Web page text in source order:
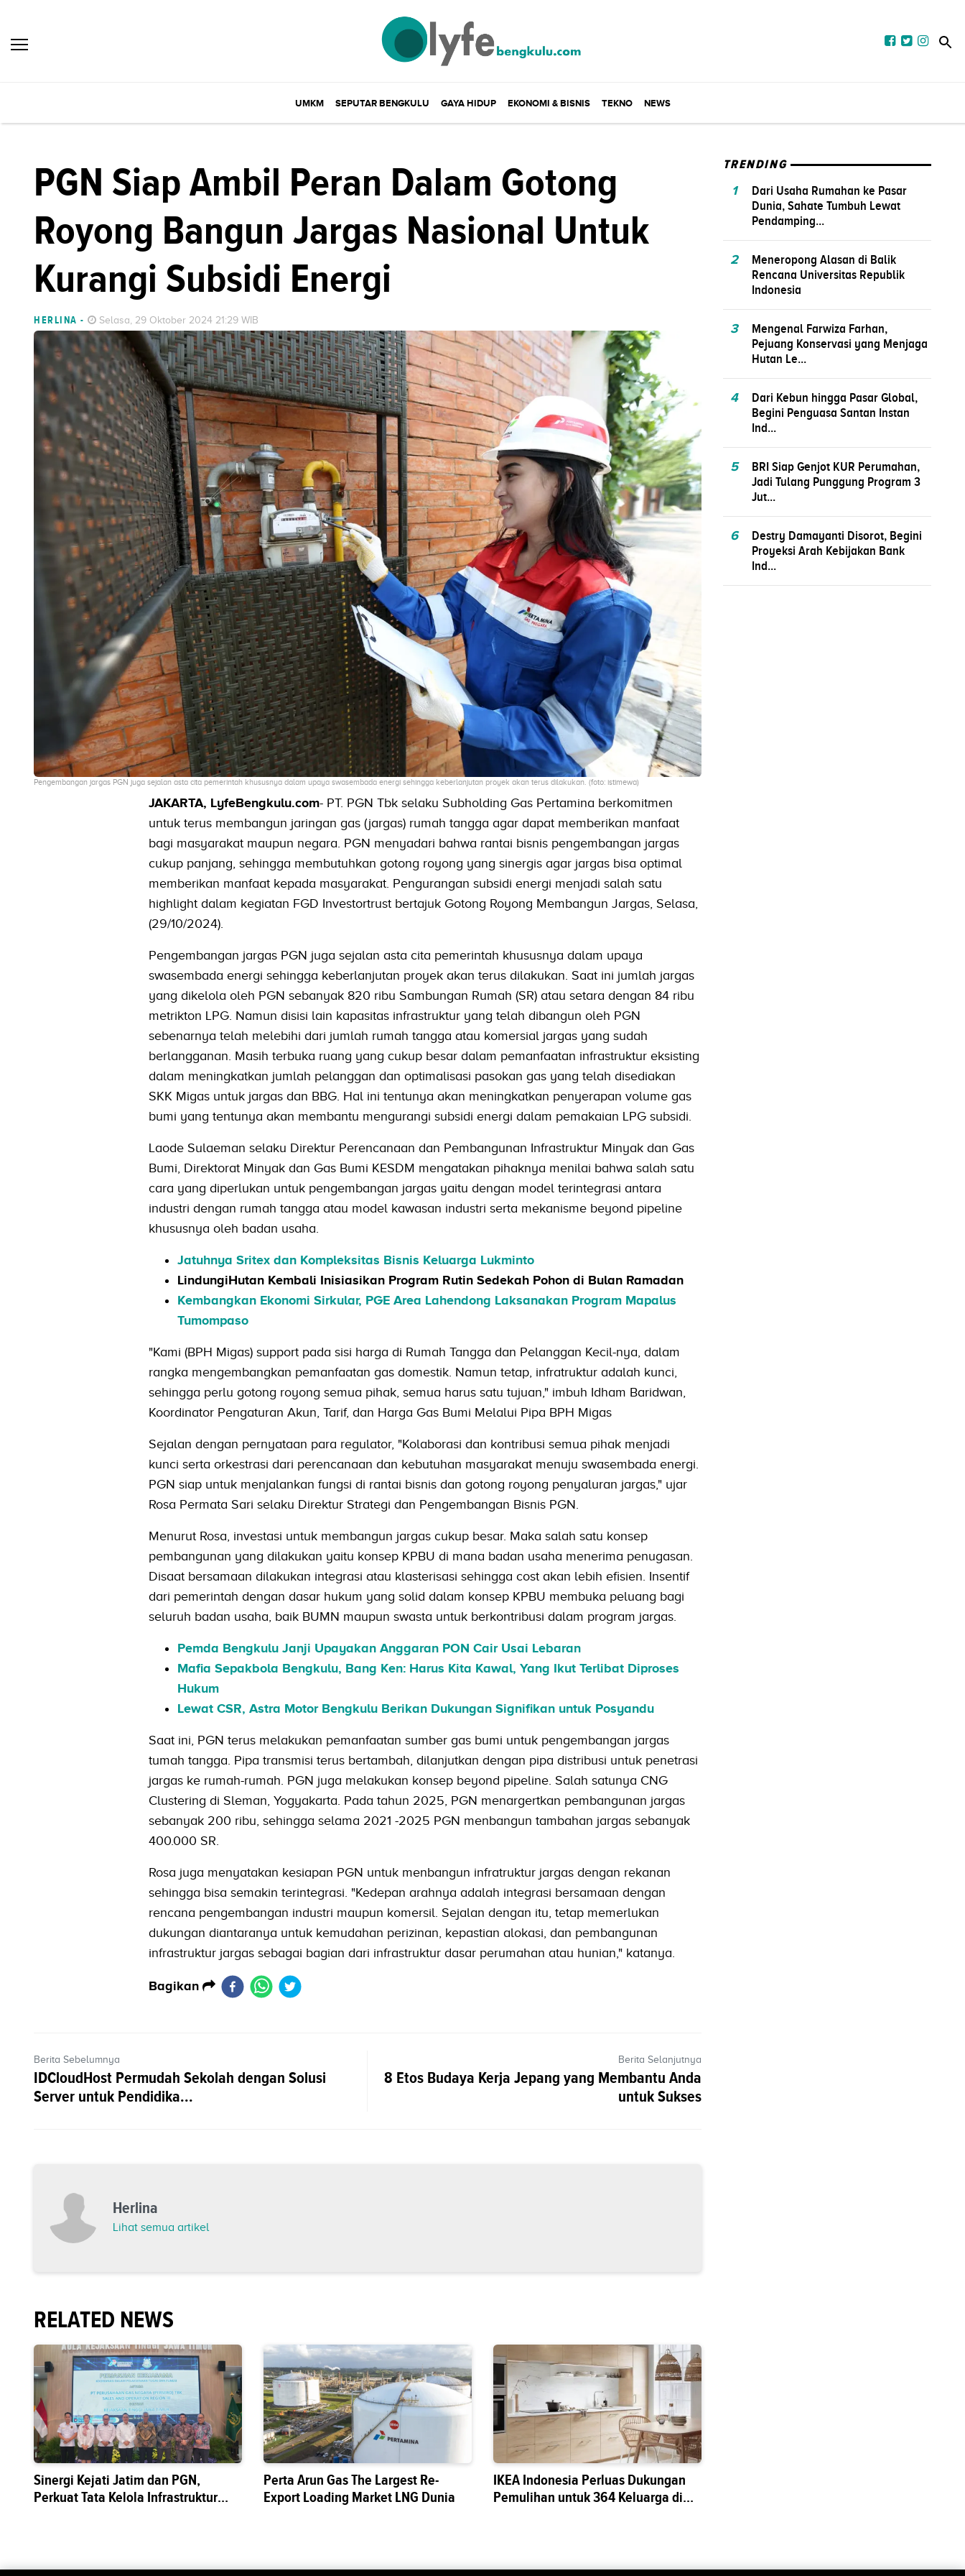
UMKM SEPUTAR BENGKULU GAYA HIDUP EKONOMI & BISNIS TEKNO NEWS
PGN Siap Ambil Peran Dalam Gotong
Royong Bangun Jargas Nasional Untuk
Kurangi Subsidi Energi
HERLINA - Selasa, 29 Oktober 2024 21:29 WIB
Pengembangan jargas PGN juga sejalan asta cita pemerintah khususnya dalam upaya swasembada energi sehingga keberlanjutan proyek akan terus dilakukan. (foto: istimewa)
JAKARTA, LyfeBengkulu.com- PT. PGN Tbk selaku Subholding Gas Pertamina berkomitmen
untuk terus membangun jaringan gas (jargas) rumah tangga agar dapat memberikan manfaat
bagi masyarakat maupun negara. PGN menyadari bahwa rantai bisnis pengembangan jargas
cukup panjang, sehingga membutuhkan gotong royong yang sinergis agar jargas bisa optimal
memberikan manfaat kepada masyarakat. Pengurangan subsidi energi menjadi salah satu
highlight dalam kegiatan FGD Investortrust bertajuk Gotong Royong Membangun Jargas, Selasa,
(29/10/2024).
Pengembangan jargas PGN juga sejalan asta cita pemerintah khususnya dalam upaya
swasembada energi sehingga keberlanjutan proyek akan terus dilakukan. Saat ini jumlah jargas
yang dikelola oleh PGN sebanyak 820 ribu Sambungan Rumah (SR) atau setara dengan 84 ribu
metrikton LPG. Namun disisi lain kapasitas infrastruktur yang telah dibangun oleh PGN
sebenarnya telah melebihi dari jumlah rumah tangga atau komersial jargas yang sudah
berlangganan. Masih terbuka ruang yang cukup besar dalam pemanfaatan infrastruktur eksisting
dalam meningkatkan jumlah pelanggan dan optimalisasi pasokan gas yang telah disediakan
SKK Migas untuk jargas dan BBG. Hal ini tentunya akan meningkatkan penyerapan volume gas
bumi yang tentunya akan membantu mengurangi subsidi energi dalam pemakaian LPG subsidi.
Laode Sulaeman selaku Direktur Perencanaan dan Pembangunan Infrastruktur Minyak dan Gas
Bumi, Direktorat Minyak dan Gas Bumi KESDM mengatakan pihaknya menilai bahwa salah satu
cara yang diperlukan untuk pengembangan jargas yaitu dengan model terintegrasi antara
industri dengan rumah tangga atau model kawasan industri serta mekanisme beyond pipeline
khususnya oleh badan usaha.
Jatuhnya Sritex dan Kompleksitas Bisnis Keluarga Lukminto
LindungiHutan Kembali Inisiasikan Program Rutin Sedekah Pohon di Bulan Ramadan
Kembangkan Ekonomi Sirkular, PGE Area Lahendong Laksanakan Program Mapalus
Tumompaso
"Kami (BPH Migas) support pada sisi harga di Rumah Tangga dan Pelanggan Kecil-nya, dalam
rangka mengembangkan pemanfaatan gas domestik. Namun tetap, infratruktur adalah kunci,
sehingga perlu gotong royong semua pihak, semua harus satu tujuan," imbuh Idham Baridwan,
Koordinator Pengaturan Akun, Tarif, dan Harga Gas Bumi Melalui Pipa BPH Migas
Sejalan dengan pernyataan para regulator, "Kolaborasi dan kontribusi semua pihak menjadi
kunci serta orkestrasi dari perencanaan dan kebutuhan masyarakat menuju swasembada energi.
PGN siap untuk menjalankan fungsi di rantai bisnis dan gotong royong penyaluran jargas," ujar
Rosa Permata Sari selaku Direktur Strategi dan Pengembangan Bisnis PGN.
Menurut Rosa, investasi untuk membangun jargas cukup besar. Maka salah satu konsep
pembangunan yang dilakukan yaitu konsep KPBU di mana badan usaha menerima penugasan.
Disaat bersamaan dilakukan integrasi atau klasterisasi sehingga cost akan lebih efisien. Insentif
dari pemerintah dengan dasar hukum yang solid dalam konsep KPBU membuka peluang bagi
seluruh badan usaha, baik BUMN maupun swasta untuk berkontribusi dalam program jargas.
Pemda Bengkulu Janji Upayakan Anggaran PON Cair Usai Lebaran
Mafia Sepakbola Bengkulu, Bang Ken: Harus Kita Kawal, Yang Ikut Terlibat Diproses
Hukum
Lewat CSR, Astra Motor Bengkulu Berikan Dukungan Signifikan untuk Posyandu
Saat ini, PGN terus melakukan pemanfaatan sumber gas bumi untuk pengembangan jargas
tumah tangga. Pipa transmisi terus bertambah, dilanjutkan dengan pipa distribusi untuk penetrasi
jargas ke rumah-rumah. PGN juga melakukan konsep beyond pipeline. Salah satunya CNG
Clustering di Sleman, Yogyakarta. Pada tahun 2025, PGN menargertkan pembangunan jargas
sebanyak 200 ribu, sehingga selama 2021 -2025 PGN menbangun tambahan jargas sebanyak
400.000 SR.
Rosa juga menyatakan kesiapan PGN untuk menbangun infratruktur jargas dengan rekanan
sehingga bisa semakin terintegrasi. "Kedepan arahnya adalah integrasi bersamaan dengan
rencana pengembangan industri maupun komersil. Sejalan dengan itu, tetap memerlukan
dukungan diantaranya untuk kemudahan perizinan, kepastian alokasi, dan pembangunan
infrastruktur jargas sebagai bagian dari infrastruktur dasar perumahan atau hunian," katanya.
Bagikan
Berita Sebelumnya
IDCloudHost Permudah Sekolah dengan Solusi
Server untuk Pendidika...
Berita Selanjutnya
8 Etos Budaya Kerja Jepang yang Membantu Anda
untuk Sukses
Herlina
Lihat semua artikel
RELATED NEWS
Sinergi Kejati Jatim dan PGN,
Perkuat Tata Kelola Infrastruktur
Perta Arun Gas The Largest Re-
Export Loading Market LNG Dunia
IKEA Indonesia Perluas Dukungan
Pemulihan untuk 364 Keluarga di
TRENDING
1
Dari Usaha Rumahan ke Pasar
Dunia, Sahate Tumbuh Lewat
Pendamping...
2
Meneropong Alasan di Balik
Rencana Universitas Republik
Indonesia
3
Mengenal Farwiza Farhan,
Pejuang Konservasi yang Menjaga
Hutan Le...
4
Dari Kebun hingga Pasar Global,
Begini Penguasa Santan Instan
Ind...
5
BRI Siap Genjot KUR Perumahan,
Jadi Tulang Punggung Program 3
Jut...
6
Destry Damayanti Disorot, Begini
Proyeksi Arah Kebijakan Bank
Ind...